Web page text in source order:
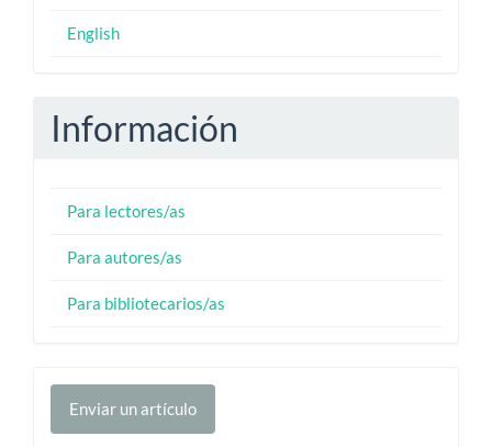
English
Información
Para lectores/as
Para autores/as
Para bibliotecarios/as
Enviar
unEnviar un artículo